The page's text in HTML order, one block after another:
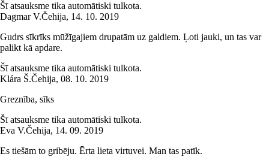
Šī atsauksme tika automātiski tulkota.
Dagmar V.Čehija, 14. 10. 2019
Gudrs sīkrīks mūžīgajiem drupatām uz galdiem. Ļoti jauki, un tas var
palikt kā apdare.
Šī atsauksme tika automātiski tulkota.
Klára Š.Čehija, 08. 10. 2019
Greznība, sīks
Šī atsauksme tika automātiski tulkota.
Eva V.Čehija, 14. 09. 2019
Es tiešām to gribēju. Ērta lieta virtuvei. Man tas patīk.